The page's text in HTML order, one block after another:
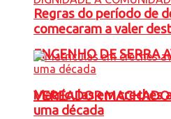
ENGENHO DE SERRA
VEREADOR
Regras do período de
comecaram a valer
Matrículas em creches
uma década